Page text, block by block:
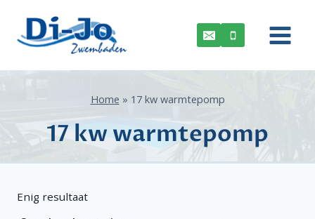
inhoud
Home » 17 kw warmtepomp
17 kw warmtepomp
Enig resultaat